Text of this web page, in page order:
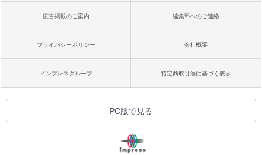
広告掲載のご案内 編集部へのご連絡
プライバシーポリシー 会社概要
インプレスグループ 特定商取引法に基づく表示
PC版で見る